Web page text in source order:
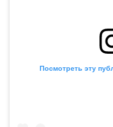
Посмотреть эту